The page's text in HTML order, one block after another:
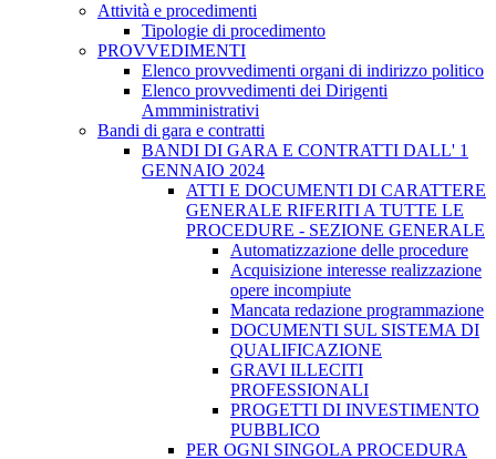
Attività e procedimenti
Tipologie di procedimento
PROVVEDIMENTI
Elenco provvedimenti organi di indirizzo politico
Elenco provvedimenti dei Dirigenti
Ammministrativi
Bandi di gara e contratti
BANDI DI GARA E CONTRATTI DALL' 1
GENNAIO 2024
ATTI E DOCUMENTI DI CARATTERE
GENERALE RIFERITI A TUTTE LE
PROCEDURE - SEZIONE GENERALE
Automatizzazione delle procedure
Acquisizione interesse realizzazione
opere incompiute
Mancata redazione programmazione
DOCUMENTI SUL SISTEMA DI
QUALIFICAZIONE
GRAVI ILLECITI
PROFESSIONALI
PROGETTI DI INVESTIMENTO
PUBBLICO
PER OGNI SINGOLA PROCEDURA